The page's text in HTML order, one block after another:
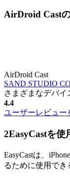
AirDroid Cast
AirDroid Cast
SAND STUDIO
さまざまなデバイ
4.4
ユーザーレビュー
2EasyCastを使
EasyCastは、
るために使用でき